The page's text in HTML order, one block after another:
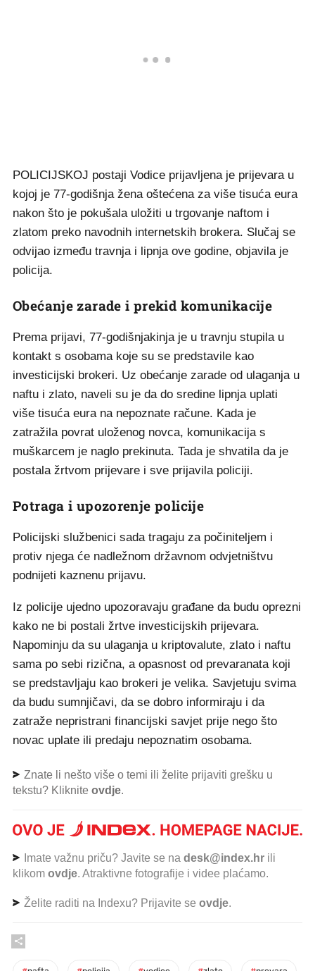
POLICIJSKOJ postaji Vodice prijavljena je prijevara u
kojoj je 77-godišnja žena oštećena za više tisuća eura
nakon što je pokušala uložiti u trgovanje naftom i
zlatom preko navodnih internetskih brokera. Slučaj se
odvijao između travnja i lipnja ove godine, objavila je
policija.
Obećanje zarade i prekid komunikacije
Prema prijavi, 77-godišnjakinja je u travnju stupila u
kontakt s osobama koje su se predstavile kao
investicijski brokeri. Uz obećanje zarade od ulaganja u
naftu i zlato, naveli su je da do sredine lipnja uplati
više tisuća eura na nepoznate račune. Kada je
zatražila povrat uloženog novca, komunikacija s
muškarcem je naglo prekinuta. Tada je shvatila da je
postala žrtvom prijevare i sve prijavila policiji.
Potraga i upozorenje policije
Policijski službenici sada tragaju za počiniteljem i
protiv njega će nadležnom državnom odvjetništvu
podnijeti kaznenu prijavu.
Iz policije ujedno upozoravaju građane da budu oprezni
kako ne bi postali žrtve investicijskih prijevara.
Napominju da su ulaganja u kriptovalute, zlato i naftu
sama po sebi rizična, a opasnost od prevaranata koji
se predstavljaju kao brokeri je velika. Savjetuju svima
da budu sumnjičavi, da se dobro informiraju i da
zatraže nepristrani financijski savjet prije nego što
novac uplate ili predaju nepoznatim osobama.
Znate li nešto više o temi ili želite prijaviti grešku u
tekstu? Kliknite ovdje.
Imate važnu priču? Javite se na desk@index.hr ili
klikom ovdje. Atraktivne fotografije i videe plaćamo.
Želite raditi na Indexu? Prijavite se ovdje.